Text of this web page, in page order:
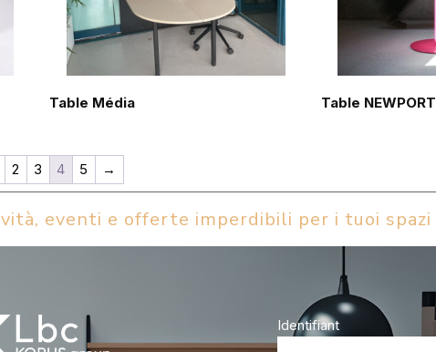
Table Média Table NEWPORT
2 3 4 5 →
eventi e offerte imperdibili per i tuoi spazi
Identifiant